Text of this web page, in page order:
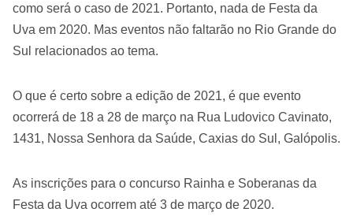
como será o caso de 2021. Portanto, nada de Festa da
Uva em 2020. Mas eventos não faltarão no Rio Grande do
Sul relacionados ao tema.
O que é certo sobre a edição de 2021, é que evento
ocorrerá de 18 a 28 de março na Rua Ludovico Cavinato,
1431, Nossa Senhora da Saúde, Caxias do Sul, Galópolis.
As inscrições para o concurso Rainha e Soberanas da
Festa da Uva ocorrem até 3 de março de 2020.